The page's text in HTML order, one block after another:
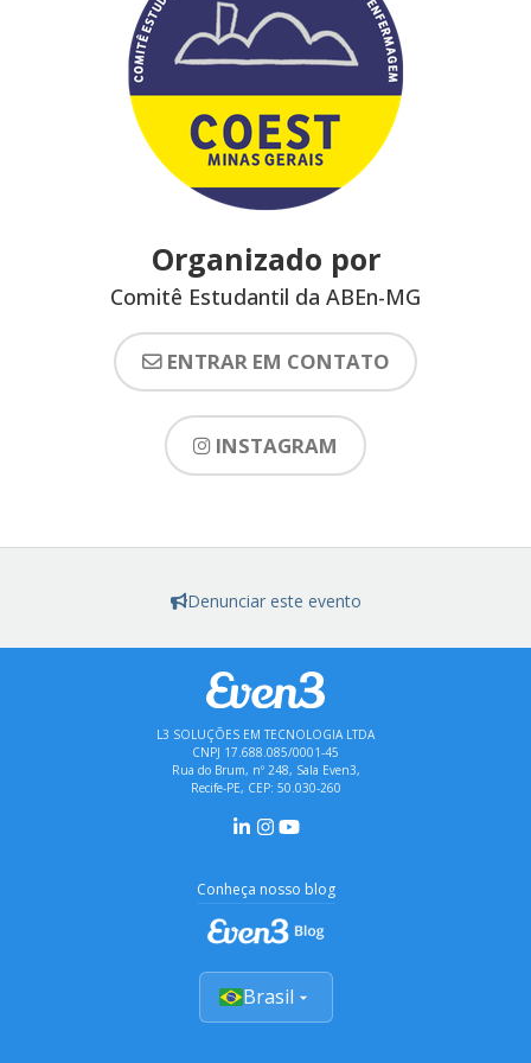
Organizado por
Comitê Estudantil da ABEn-MG
ENTRAR EM CONTATO
INSTAGRAM
Denunciar este evento
L3 SOLUÇÕES EM TECNOLOGIA LTDA
CNPJ 17.688.085/0001-45
Rua do Brum, nº 248, Sala Even3,
Recife-PE, CEP: 50.030-260
Conheça nosso blog
Brasil